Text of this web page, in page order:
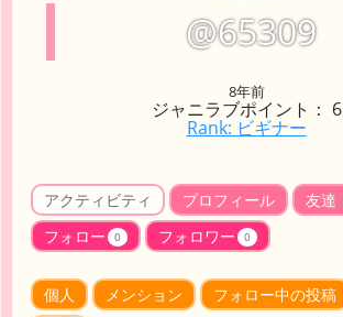
@65309
8年前
ジャニラブポイント： 6
Rank: ビギナー
アクティビティ プロフィール 友達
フォロー 0 フォロワー 0
個人 メンション フォロー中の投稿